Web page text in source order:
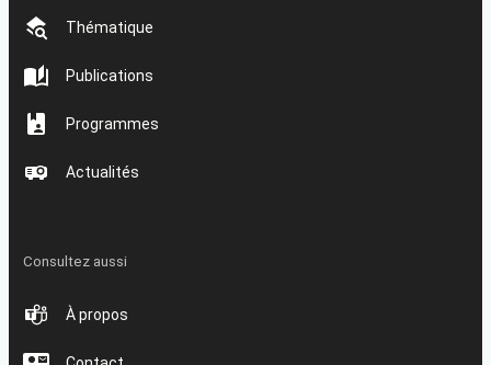
Thématique
Publications
Programmes
Actualités
Consultez aussi
À propos